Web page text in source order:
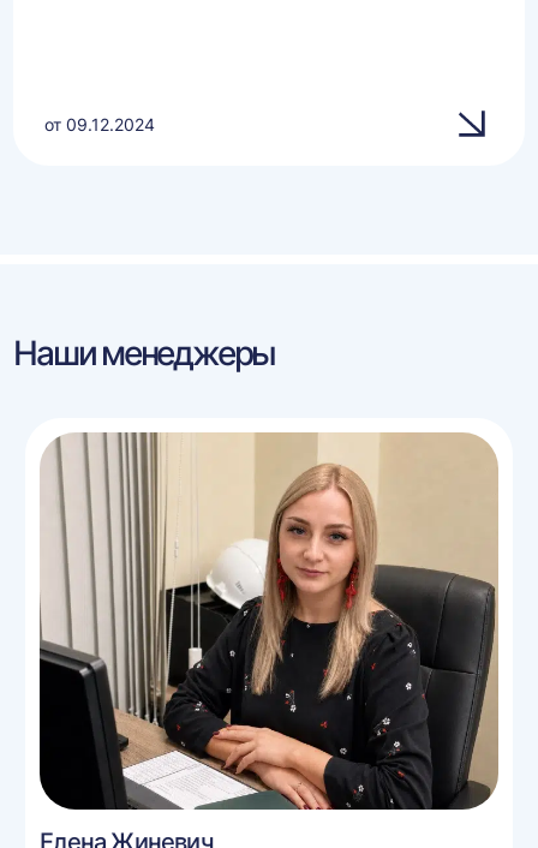
от 09.12.2024
Наши менеджеры
Елена Жиневич